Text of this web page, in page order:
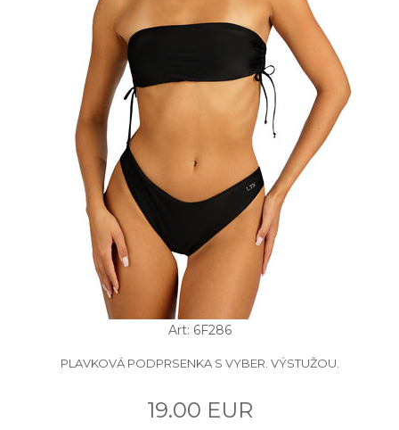
Art: 6F286
PLAVKOVÁ PODPRSENKA S VYBER. VÝSTUŽOU.
19.00 EUR